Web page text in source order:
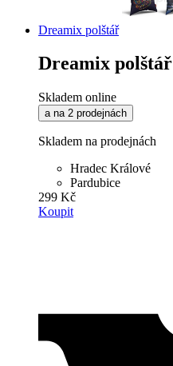
Dreamix polštář
Dreamix polštář
Skladem online
a na 2 prodejnách
Skladem na prodejnách
Hradec Králové
Pardubice
299 Kč
Koupit